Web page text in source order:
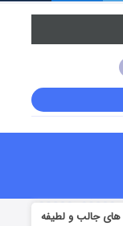
جالب و لطیفه